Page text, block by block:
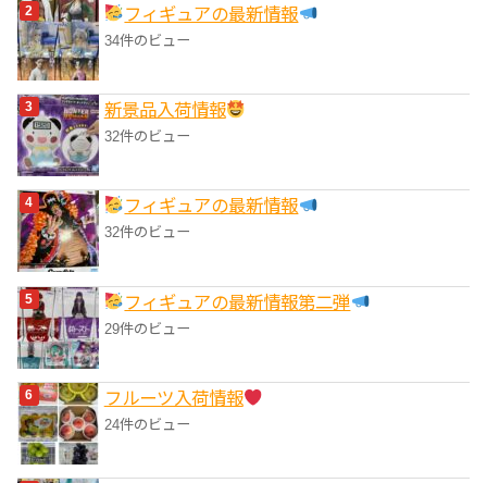
フィギュアの最新情報
34件のビュー
‎新景品入荷情報
32件のビュー
フィギュアの最新情報
32件のビュー
フィギュアの最新情報第二弾
29件のビュー
フルーツ入荷情報
24件のビュー